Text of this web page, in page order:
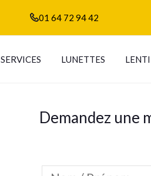
01 64 72 94 42
SERVICES LUNETTES
Demandez une